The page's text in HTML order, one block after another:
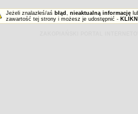
Jeżeli znalazłeś/aś błąd , nieaktualną informację
zawartość tej strony i możesz je udostępnić -